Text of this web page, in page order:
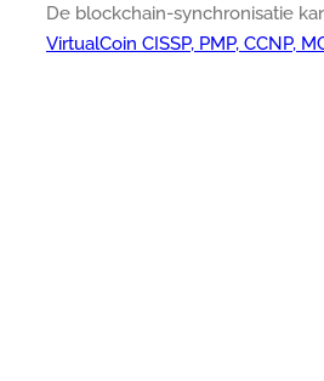
De blockchain-synchronisatie
VirtualCoin CISSP, PMP, CCNP,